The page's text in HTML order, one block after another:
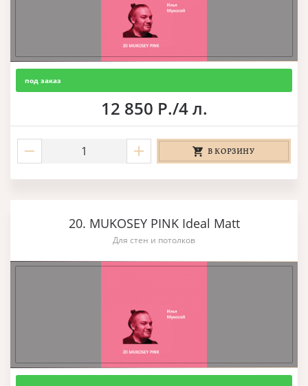
под заказ
12 850 Р./4 л.
В КОРЗИНУ
20. MUKOSEY PINK Ideal Matt
Для стен и потолков